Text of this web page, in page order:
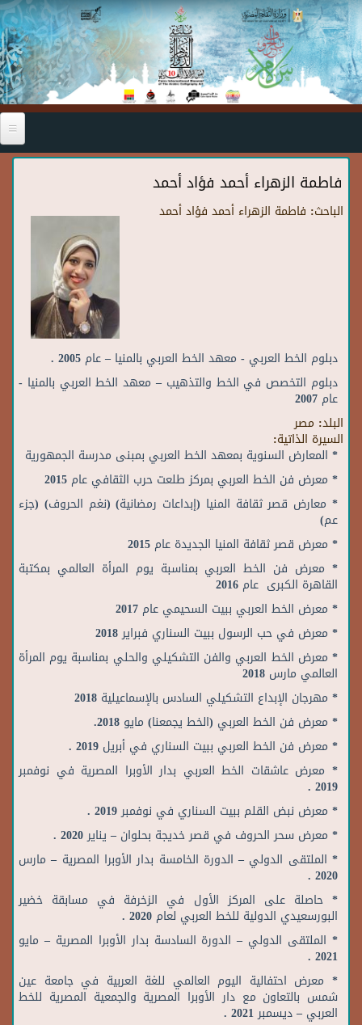
Skip to main content
فاطمة الزهراء أحمد فؤاد أحمد
الباحث: فاطمة الزهراء أحمد فؤاد أحمد
دبلوم الخط العربي - معهد الخط العربي بالمنيا – عام 2005 .
دبلوم التخصص في الخط والتذهيب – معهد الخط العربي بالمنيا -
عام 2007
البلد: مصر
السيرة الذاتية:
* المعارض السنوية بمعهد الخط العربي بمبنى مدرسة الجمهورية
* معرض فن الخط العربي بمركز طلعت حرب الثقافي عام 2015
* معارض قصر ثقافة المنيا (إبداعات رمضانية) (نغم الحروف) (جزء
عم)
* معرض قصر ثقافة المنيا الجديدة عام 2015
* معرض فن الخط العربي بمناسبة يوم المرأة العالمي بمكتبة
القاهرة الكبرى عام 2016
* معرض الخط العربي ببيت السحيمي عام 2017
* معرض في حب الرسول ببيت السناري فبراير 2018
* معرض الخط العربي والفن التشكيلي والحلي بمناسبة يوم المرأة
العالمي مارس 2018
* مهرجان الإبداع التشكيلي السادس بالإسماعيلية 2018
* معرض فن الخط العربي (الخط يجمعنا) مايو 2018.
* معرض فن الخط العربي ببيت السناري في أبريل 2019 .
* معرض عاشقات الخط العربي بدار الأوبرا المصرية في نوفمبر
2019 .
* معرض نبض القلم ببيت السناري في نوفمبر 2019 .
* معرض سحر الحروف في قصر خديجة بحلوان – يناير 2020 .
* الملتقى الدولي – الدورة الخامسة بدار الأوبرا المصرية – مارس
2020 .
* حاصلة على المركز الأول في الزخرفة في مسابقة خضير
البورسعيدي الدولية للخط العربي لعام 2020 .
* الملتقى الدولي – الدورة السادسة بدار الأوبرا المصرية – مايو
2021 .
* معرض احتفالية اليوم العالمي للغة العربية في جامعة عين
شمس بالتعاون مع دار الأوبرا المصرية والجمعية المصرية للخط
العربي – ديسمبر 2021 .